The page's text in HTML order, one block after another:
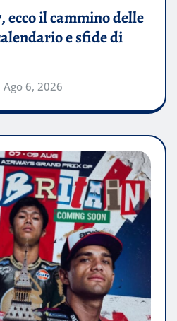
ecco il cammino delle
e sfide di
Ago 6, 2026